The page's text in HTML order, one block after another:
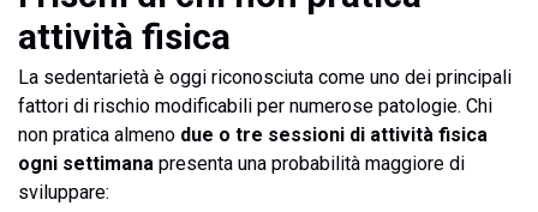
attività fisica
La sedentarietà è oggi riconosciuta come uno dei principali
fattori di rischio modificabili per numerose patologie. Chi
non pratica almeno due o tre sessioni di attività fisica
ogni settimana presenta una probabilità maggiore di
sviluppare: